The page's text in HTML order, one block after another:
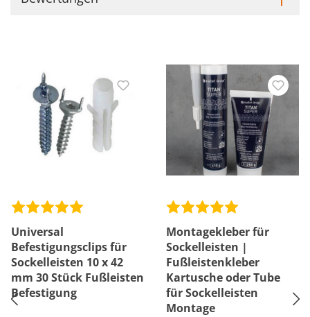
Universal
Befestigungsclips für
Sockelleisten 10 x 42
mm 30 Stück Fußleisten
Befestigung
Montagekleber für
Sockelleisten |
Fußleistenkleber
Kartusche oder Tube
für Sockelleisten
Montage